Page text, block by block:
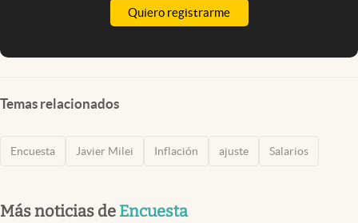
Quiero registrarme
Temas relacionados
Encuesta Javier Milei Inflación ajuste Salarios
Más noticias de Encuesta